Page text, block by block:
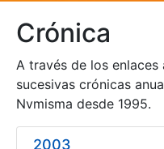
Show/Hide
Show/Hide
Crónica
A través de los
sucesivas crónicas
Nvmisma desde 1995.
2003